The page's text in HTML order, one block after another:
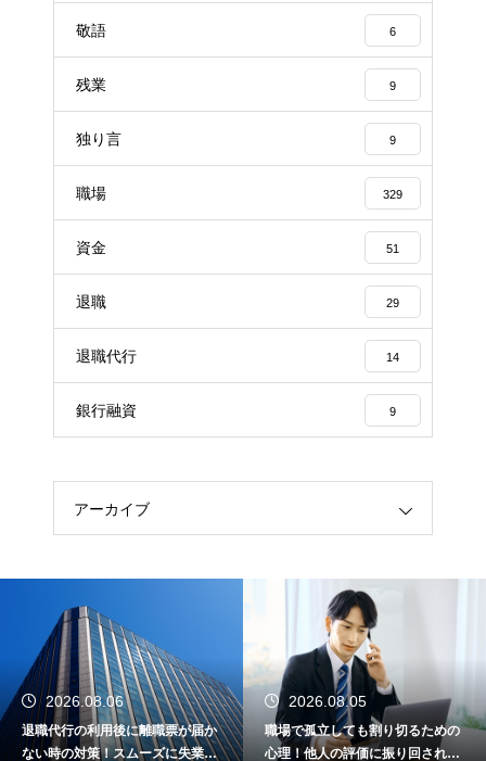
敬語 6
残業 9
独り言 9
職場 329
資金 51
退職 29
退職代行 14
銀行融資 9
アーカイブ
2026.08.06
退職代行の利用後に離職票が届か
ない時の対策！スムーズに失業保
2026.08.05
職場で孤立しても割り切るための
心理！他人の評価に振り回されな